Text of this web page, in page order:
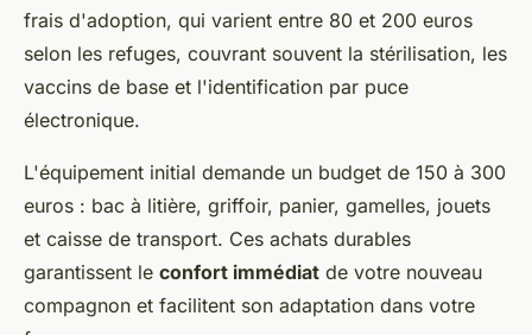
frais d'adoption, qui varient entre 80 et 200 euros
selon les refuges, couvrant souvent la stérilisation, les
vaccins de base et l'identification par puce
électronique.
L'équipement initial demande un budget de 150 à 300
euros : bac à litière, griffoir, panier, gamelles, jouets
et caisse de transport. Ces achats durables
garantissent le confort immédiat de votre nouveau
compagnon et facilitent son adaptation dans votre